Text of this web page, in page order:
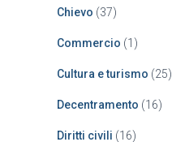
Chievo (37)
Commercio (1)
Cultura e turismo (25)
Decentramento (16)
Diritti civili (16)